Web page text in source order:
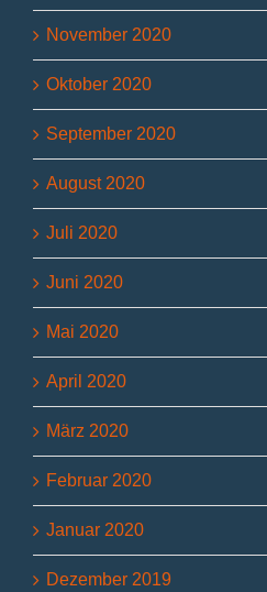
November 2020
Oktober 2020
September 2020
August 2020
Juli 2020
Juni 2020
Mai 2020
April 2020
März 2020
Februar 2020
Januar 2020
Dezember 2019